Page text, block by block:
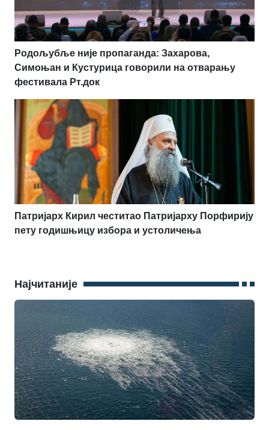
Родољубље није пропаганда: Захарова,
Симоњан и Кустурица говорили на отварању
фестивала Рт.док
Патријарх Кирил честитао Патријарху Порфирију
пету годишњицу избора и устоличења
Најчитаније